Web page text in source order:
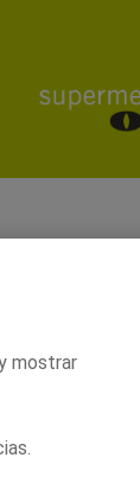
mostrar